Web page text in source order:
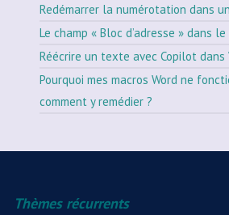
Redémarrer la numérotation dans
Le champ « Bloc d’adresse » dans
Réécrire un texte avec Copilot dans
Pourquoi mes macros Word ne
comment y remédier ?
Thèmes récurrents